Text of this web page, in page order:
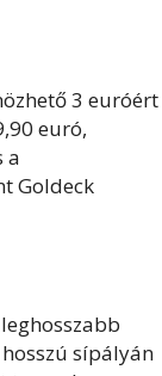
3 euróért
euró,
a
Goldeck
sípályán